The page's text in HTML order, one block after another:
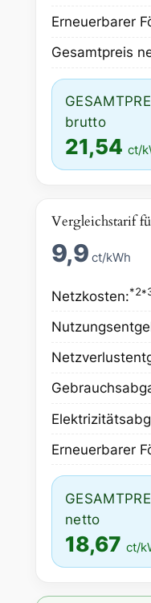
Erneuerbarer
Gesamtpreis
brutto
21,54ct/
Vergleichstarif
9,9 ct/kWh
Netzkosten:
Erneuerbarer
netto
18,67ct/